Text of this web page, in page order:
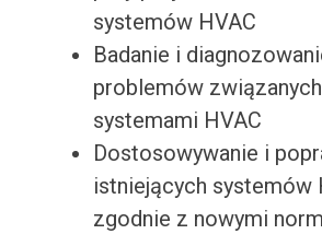
systemów HVAC
Badanie i
problemów
systemami HVAC
Dostosowywanie i
istniejących systemów
zgodnie z nowymi